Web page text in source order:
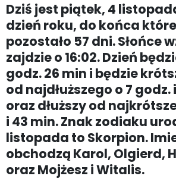
Dziś jest piątek, 4
dzień roku, do końca
pozostało 57 dni. Słońce
zajdzie o 16:02. Dzień
godz. 26 min i będzie
od najdłuższego o 7 godz.
oraz dłuższy od
i 43 min. Znak zodiaku
listopada to Skorpion.
obchodzą Karol, Olgierd,
oraz Mojżesz i Witalis.